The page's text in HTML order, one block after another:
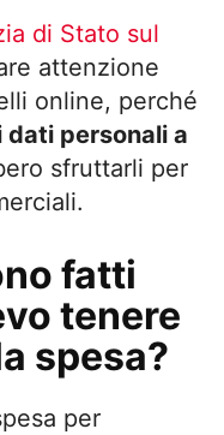
di Stato sul
attenzione
online, perché
personali a
sfruttarli per
fatti
tenere
spesa?
per